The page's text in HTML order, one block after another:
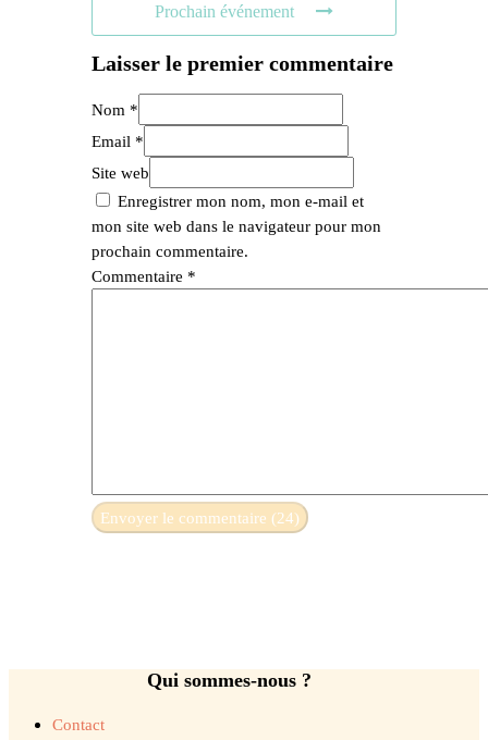
Prochain événement
Laisser le premier commentaire
Nom *
Email *
Site web
Enregistrer mon nom, mon e-mail et
mon site web dans le navigateur pour mon
prochain commentaire.
Commentaire *
Qui sommes-nous ?
Contact